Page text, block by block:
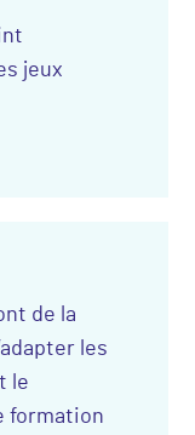
jeux
de la
les
le
formation